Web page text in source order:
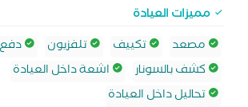
مميزات العيادة
مصعد
تكييف تلفزيون
دفع
كشف بالسونار
اشعة داخل العيادة
تحاليل داخل العيادة